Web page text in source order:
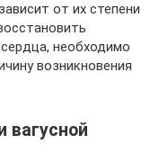
от их степени
необходимо
возникновения
вагусной